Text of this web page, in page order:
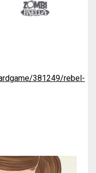
381249/rebel-